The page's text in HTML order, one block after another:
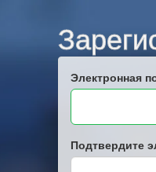
Электронная
Подтвердите